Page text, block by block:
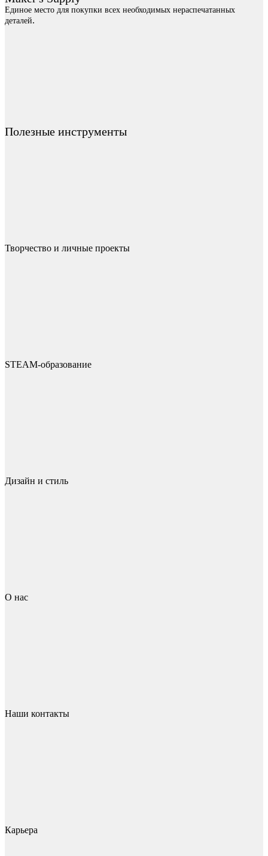
Единое место для покупки всех необходимых нераспечатанных
деталей.
Полезные инструменты
Творчество и личные проекты
STEAM-образование
Дизайн и стиль
О нас
Наши контакты
Карьера